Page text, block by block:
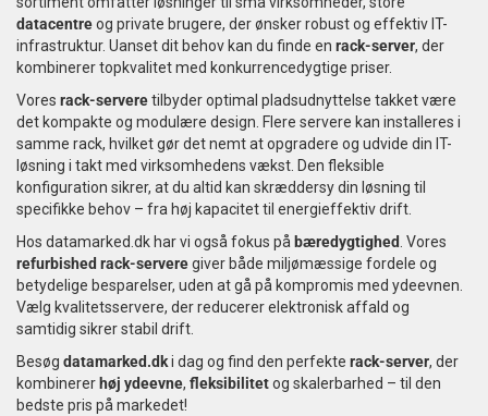
Tilbehør
Reparationer og RMA
Reservedele
B2B-Opkøb
>>BACK-2-SCHOOL<<
Log ind
datacentreog private brugere, der ønsker robust og effektiv IT-
infrastruktur. Uanset dit behov kan du finde en rack-server, der
kombinerer topkvalitet med konkurrencedygtige priser.
Vores rack-serveretilbyder optimal pladsudnyttelse takket være
det kompakte og modulære design. Flere servere kan installeres i
samme rack, hvilket gør det nemt at opgradere og udvide din IT-
løsning i takt med virksomhedens vækst. Den fleksible
konfiguration sikrer, at du altid kan skræddersy din løsning til
specifikke behov – fra høj kapacitet til energieffektiv drift.
Hos datamarked.dk har vi også fokus på bæredygtighed . Vores
refurbished rack-serveregiver både miljømæssige fordele og
betydelige besparelser, uden at gå på kompromis med ydeevnen.
Vælg kvalitetsservere, der reducerer elektronisk affald og
samtidig sikrer stabil drift.
Besøg datamarked.dki dag og find den perfekte rack-server, der
kombinerer høj ydeevne, fleksibilitetog skalerbarhed – til den
bedste pris på markedet!